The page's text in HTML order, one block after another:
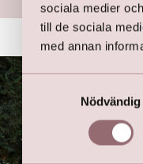
sociala medier
till de sociala
med annan
Samtyckesval
Nödvändig